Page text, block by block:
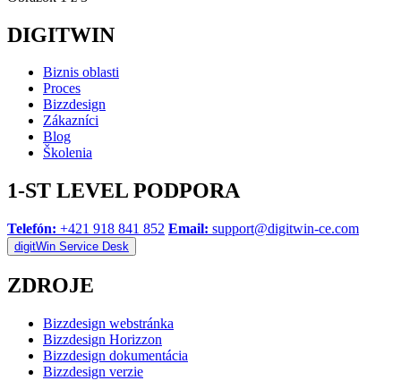
DIGITWIN
Biznis oblasti
Proces
Bizzdesign
Zákazníci
Blog
Školenia
1-ST LEVEL PODPORA
Telefón: +421 918 841 852 Email: support@digitwin-ce.com
digitWin Service Desk
ZDROJE
Bizzdesign webstránka
Bizzdesign Horizzon
Bizzdesign dokumentácia
Bizzdesign verzie